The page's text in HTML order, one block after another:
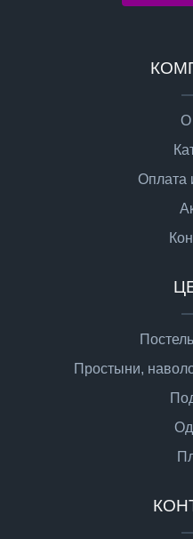
О
Оплата
Простыни,